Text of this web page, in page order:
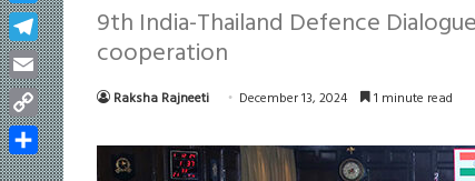
9th India-Thailand Defence
cooperation
Raksha Rajneeti December 13, 2024 1 minute read
Twitter
Telegram
Email
Copy
Link
Share